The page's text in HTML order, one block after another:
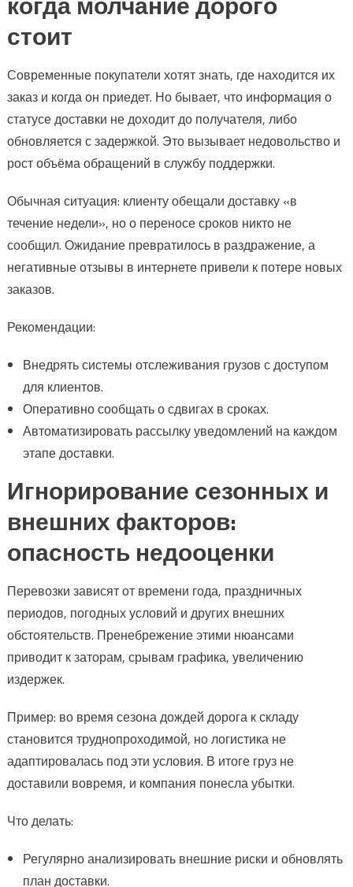
стоит
Современные покупатели хотят знать, где находится их
заказ и когда он приедет. Но бывает, что информация о
статусе доставки не доходит до получателя, либо
обновляется с задержкой. Это вызывает недовольство и
рост объёма обращений в службу поддержки.
Обычная ситуация: клиенту обещали доставку «в
течение недели», но о переносе сроков никто не
сообщил. Ожидание превратилось в раздражение, а
негативные отзывы в интернете привели к потере новых
заказов.
Рекомендации:
Внедрять системы отслеживания грузов с доступом
для клиентов.
Оперативно сообщать о сдвигах в сроках.
Автоматизировать рассылку уведомлений на каждом
этапе доставки.
Игнорирование сезонных и
внешних факторов:
опасность недооценки
Перевозки зависят от времени года, праздничных
периодов, погодных условий и других внешних
обстоятельств. Пренебрежение этими нюансами
приводит к заторам, срывам графика, увеличению
издержек.
Пример: во время сезона дождей дорога к складу
становится труднопроходимой, но логистика не
адаптировалась под эти условия. В итоге груз не
доставили вовремя, и компания понесла убытки.
Что делать:
Регулярно анализировать внешние риски и обновлять
план доставки.